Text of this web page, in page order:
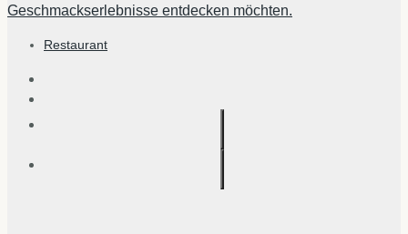
Geschmackserlebnisse entdecken möchten.
Restaurant